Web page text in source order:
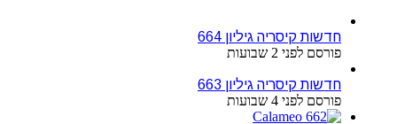
חדשות קיסריה גיליון 664
פורסם לפני 2 שבועות
חדשות קיסריה גיליון 663
פורסם לפני 4 שבועות